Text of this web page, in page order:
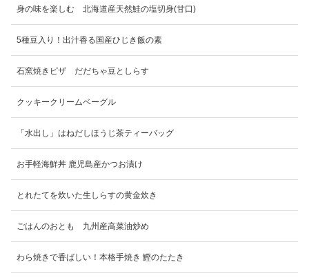
身の味を楽しむ 北海道産天然鮭の塩切身(甘口)
5種豆入り！出汁香る国産ひじき飯の素
石窯焼きピザ だだちゃ豆としらす
クッキークリームベーグル
「水出し」はねだしほうじ茶ティーバッグ
お手軽海鮮丼 鹿児島産かつお漬け
とれたてを炊いた生しらすの黄金炊き
ごはんのおとも 九州産高菜油炒め
わら焼きで香ばしい！本格手焼き 鰹のたたき